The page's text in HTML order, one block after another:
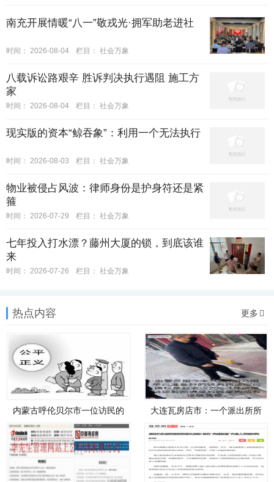
南充开展情暖“八一”敬戎光·拥军助老进社
时间： 2026-08-04 栏目： 社会万象
八载诉讼路艰辛 胜诉判决执行遇阻 施工方
家
时间： 2026-08-04 栏目： 社会万象
现实版的资本“鲸吞象”：利用一个无法执行
时间： 2026-08-03 栏目： 社会万象
物业被侵占风波：律师身份是护身符还是紧
箍
时间： 2026-07-29 栏目： 社会万象
七年投入打水漂？藤州大厦的锁，到底该谁
来
时间： 2026-07-26 栏目： 社会万象
热点内容 更多
内蒙古呼伦贝尔市一位访民的
大连瓦房店市：一个派出所所